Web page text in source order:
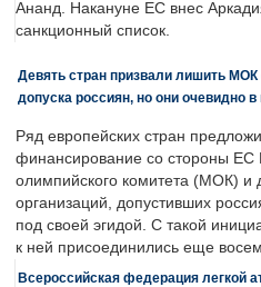
Ананд. Накануне ЕС внес
санкционный список.
Девять стран призвали лишить
допуска россиян, но они очевидно
Ряд европейских стран
финансирование со стороны ЕС
олимпийского комитета (МОК) и
организаций, допустивших
под своей эгидой. С такой
к ней присоединились еще
Всероссийская федерация легкой